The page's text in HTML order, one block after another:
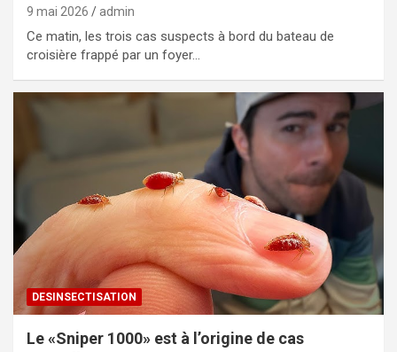
9 mai 2026 admin
Ce matin, les trois cas suspects à bord du bateau de
croisière frappé par un foyer…
DESINSECTISATION
Le «Sniper 1000» est à l’origine de cas